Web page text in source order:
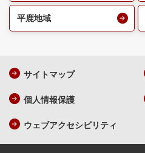
平鹿地域
サイトマップ
個人情報保護
ウェブアクセシビリティ